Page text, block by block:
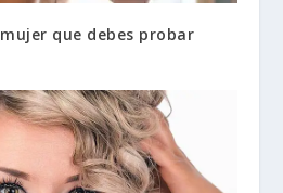
que debes probar